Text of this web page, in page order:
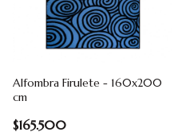
Alfombra Firulete - 160x200
cm
$165.500